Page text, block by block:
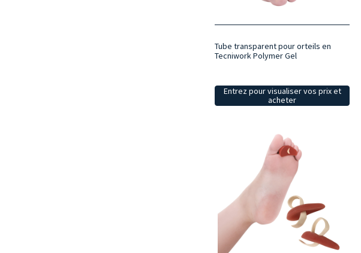
Tube transparent pour orteils en
Tecniwork Polymer Gel
Entrez pour visualiser vos prix et
acheter